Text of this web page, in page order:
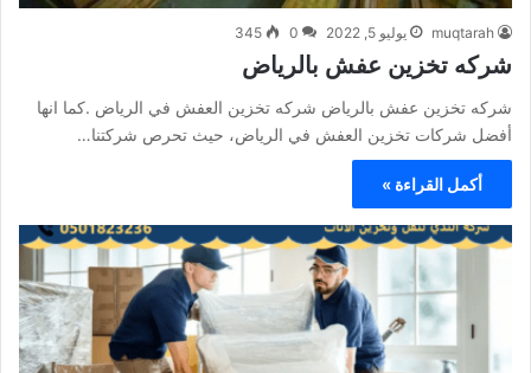
muqtarah يوليو 5, 2022 0
345
شركه تخزين عفش بالرياض
شركه تخزين عفش بالرياض شركه تخزين العفش في الرياض .كما انها
أفضل شركات تخزين العفش في الرياض، حيث تحرص شركتنا…
أكمل القراءة »